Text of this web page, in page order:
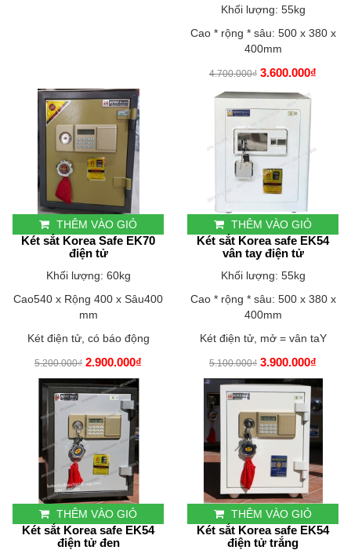
Khối lượng: 55kg
Cao * rộng * sâu: 500 x 380 x
400mm
4.700.000₫ 3.600.000₫
THÊM VÀO GIỎ
Két sắt Korea Safe EK70
điện tử
Khối lượng: 60kg
Cao540 x Rộng 400 x Sâu400
mm
Két điện tử, có báo động
5.200.000₫ 2.900.000₫
THÊM VÀO GIỎ
Két sắt Korea safe EK54
vân tay điện tử
Khối lượng: 55kg
Cao * rộng * sâu: 500 x 380 x
400mm
Két điện tử, mở = vân taY
5.100.000₫ 3.900.000₫
THÊM VÀO GIỎ
Két sắt Korea safe EK54
điện tử đen
THÊM VÀO GIỎ
Két sắt Korea safe EK54
điện tử trắng